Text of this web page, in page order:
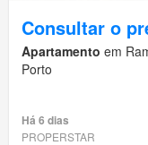
Consultar o
Apartamento em
Porto
Há 6 dias
PROPERSTAR